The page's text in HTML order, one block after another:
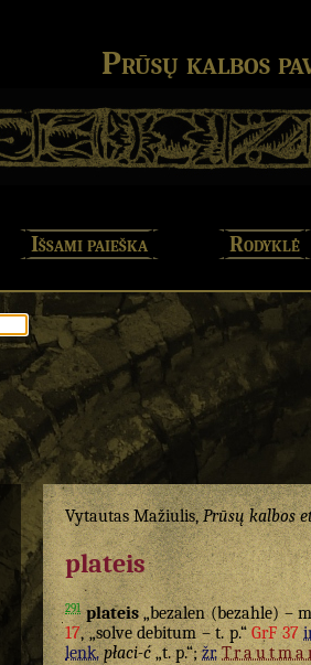
Prūsų kalbos
Išsami paieška Rodyklė
Vytautas Mažiulis,Prūsų kalbos
plateis
291 plateis„bezalen (bezahle) –
17, „solve debitum – t. p.“GrF 37
lenk. płaci-ć„t. p.“;žr.